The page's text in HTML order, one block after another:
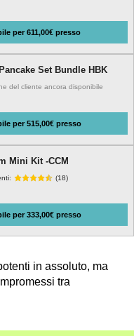
per 611,00€ presso
Set Bundle HBK
del cliente ancora disponibile
per 515,00€ presso
Mini Kit -CCM
(18)
per 333,00€ presso
in assoluto, ma
tra